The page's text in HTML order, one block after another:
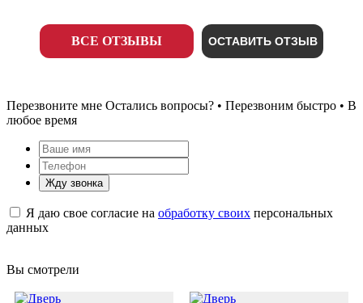
ВСЕ ОТЗЫВЫ ОСТАВИТЬ ОТЗЫВ
Перезвоните мне Остались вопросы? • Перезвоним быстро • В
любое время
Жду звонка
Я даю свое согласие на обработку своих персональных
данных
Вы смотрели